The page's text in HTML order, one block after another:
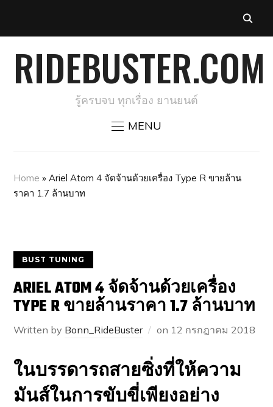
RIDEBUSTER.COM
รู้ครบจบ ทุกเรื่อง ยานยนต์
MENU
Home »Ariel Atom 4 จัดจ้านด้วยเครื่อง Type R ขายล้าน
ราคา 1.7 ล้านบาท
BUST TUNING
ARIEL ATOM 4 จัดจ้านด้วยเครื่อง
TYPE R ขายล้านราคา 1.7 ล้านบาท
Written by Bonn_RideBuster on 12 กรกฎาคม 2018
ในบรรดารถสายซิ่งที่ให้ความ
มันส์ในการขับขี่เพียงอย่าง